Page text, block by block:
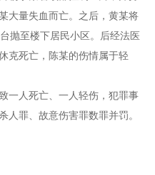
大量失血而亡。之后，黄某将
抛至楼下居民小区。后经法医
克死亡，陈某的伤情属于轻
一人死亡、一人轻伤，犯罪事
人罪、故意伤害罪数罪并罚。